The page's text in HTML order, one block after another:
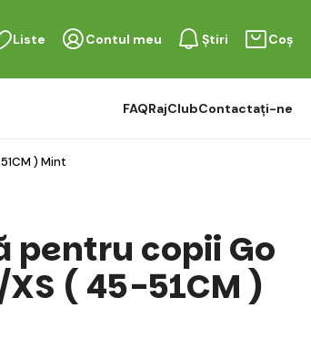
Liste Contul meu Știri Coș
FAQRajClubContactați-ne
) Mint
pentru copii Go
( 45-51CM )